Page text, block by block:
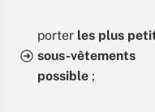
porter les plus
sous-vêtements
possible;